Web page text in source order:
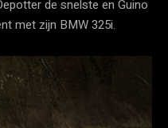
de snelste en Guino
met zijn BMW 325i.